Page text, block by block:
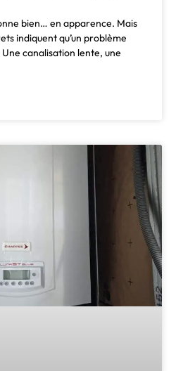
bien… en apparence. Mais
indiquent qu’un problème
canalisation lente, une